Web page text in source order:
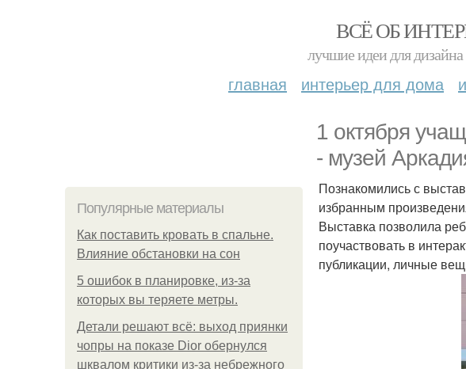
ВСЁ ОБ
лучшие идеи для дизайна
главная интерьер для дома
1 октября
- музей
Популярные материалы
Как поставить кровать в спальне.
Влияние обстановки на сон
5 ошибок в планировке, из-за
которых вы теряете метры.
Детали решают всё: выход приянки
чопры на показе Dior обернулся
шквалом критики из-за небрежного
Познакомились с
избранным
Выставка позволила
поучаствовать в
публикации, личные